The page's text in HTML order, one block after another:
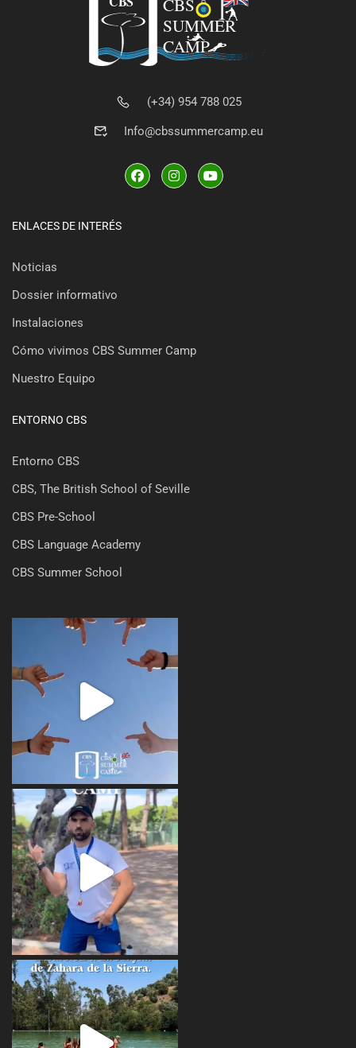
(+34) 954 788 025
Info@cbssummercamp.eu
ENLACES DE INTERÉS
Noticias
Dossier informativo
Instalaciones
Cómo vivimos CBS Summer Camp
Nuestro Equipo
ENTORNO CBS
Entorno CBS
CBS, The British School of Seville
CBS Pre-School
CBS Language Academy
CBS Summer School